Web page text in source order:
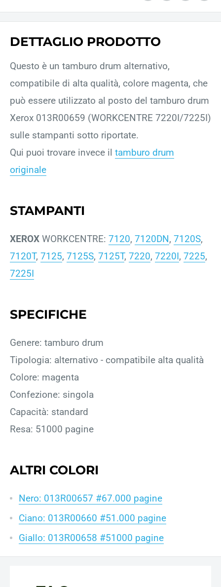
DETTAGLIO PRODOTTO
Questo è un tamburo drum alternativo,
compatibile di alta qualità, colore magenta, che
può essere utilizzato al posto del tamburo drum
Xerox 013R00659 (WORKCENTRE 7220I/7225I)
sulle stampanti sotto riportate.
Qui puoi trovare invece il tamburo drum
originale
STAMPANTI
XEROX WORKCENTRE: 7120, 7120DN, 7120S,
7120T, 7125, 7125S, 7125T, 7220, 7220I, 7225,
7225I
SPECIFICHE
Genere: tamburo drum
Tipologia: alternativo - compatibile alta qualità
Colore: magenta
Confezione: singola
Capacità: standard
Resa: 51000 pagine
ALTRI COLORI
Nero: 013R00657 #67.000 pagine
Ciano: 013R00660 #51.000 pagine
Giallo: 013R00658 #51000 pagine